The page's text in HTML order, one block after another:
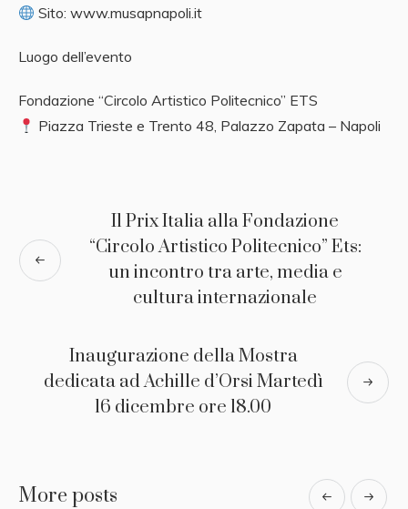
Sito: www.musapnapoli.it
Luogo dell’evento
Fondazione “Circolo Artistico Politecnico” ETS
Piazza Trieste e Trento 48, Palazzo Zapata – Napoli
Il Prix Italia alla Fondazione
“Circolo Artistico Politecnico” Ets:
un incontro tra arte, media e
cultura internazionale
Inaugurazione della Mostra
dedicata ad Achille d’Orsi Martedì
16 dicembre ore 18.00
More posts